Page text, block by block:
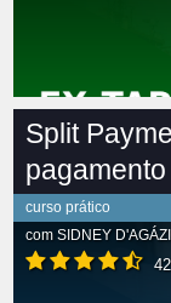
Split
pagamento
curso prático
com SIDNEY